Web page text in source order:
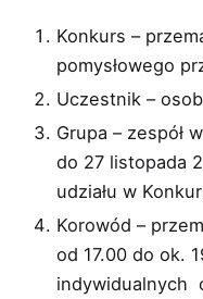
Konkurs –
pomysłowego
Uczestnik –
Grupa – zespół
do 27 listopada
udziału w
Korowód –
od 17.00 do ok.
indywidualnych